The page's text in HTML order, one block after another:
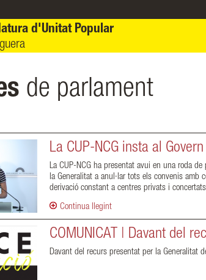
d'Unitat Popular
de parlament
La CUP-NCG insta al
La CUP-NCG ha presentat avui en una roda
la Generalitat a anul·lar tots els convenis
derivació constant a centres privats i
Continua llegint
COMUNICAT | Davant del
Davant del recurs presentat per la Generalitat